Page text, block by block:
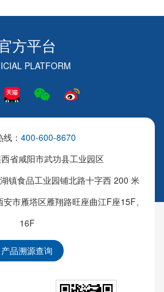
方平台
PLATFORM
： 400-600-8670
省咸阳市武功县工业园区
镇食品工业园铺北路十字西 200 米
市雁塔区雁翔路旺座曲江F座15F、
16F
产品溯源查询